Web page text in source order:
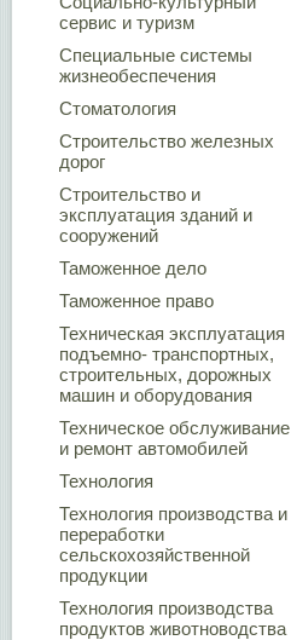
сервис и туризм
Специальные системы
жизнеобеспечения
Стоматология
Строительство железных
дорог
Строительство и
эксплуатация зданий и
сооружений
Таможенное дело
Таможенное право
Техническая эксплуатация
подъемно- транспортных,
строительных, дорожных
машин и оборудования
Техническое обслуживание
и ремонт автомобилей
Технология
Технология производства и
переработки
сельскохозяйственной
продукции
Технология производства
продуктов животноводства